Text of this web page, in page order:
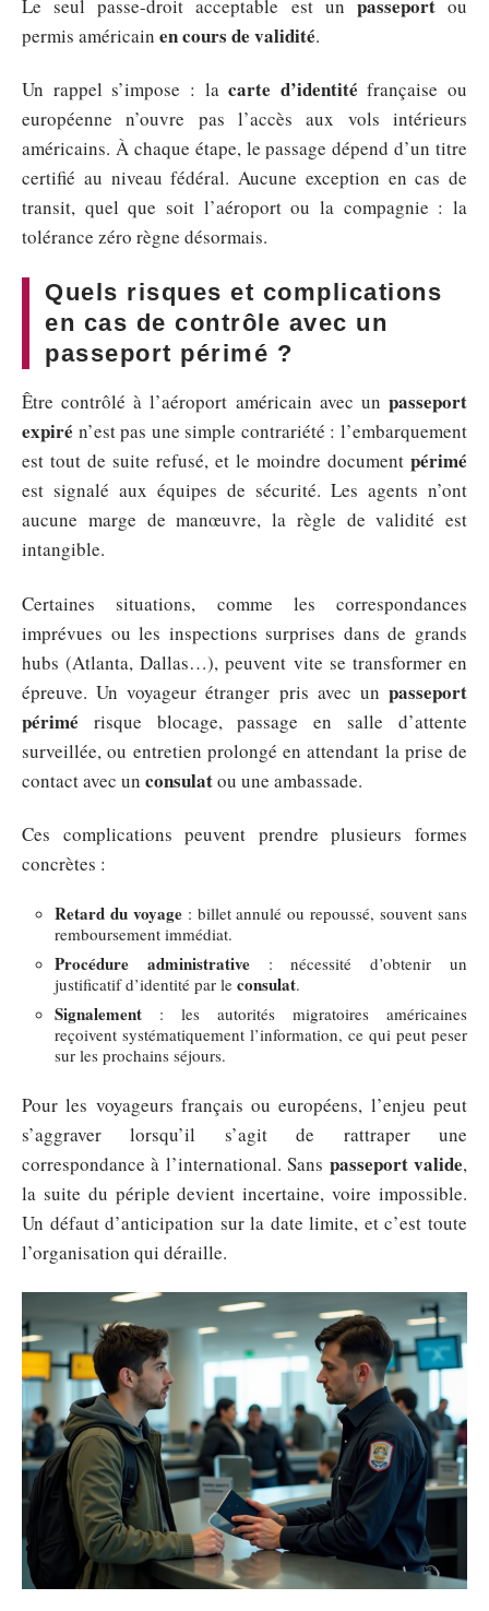
Le seul passe-droit acceptable est un passeportou
permis américain en cours de validité.
Un rappel s’impose : lacarte d’identité française ou
européenne n’ouvre pas l’accès aux vols intérieurs
américains. À chaque étape, le passage dépend d’un titre
certifié au niveau fédéral. Aucune exception en cas de
transit, quel que soit l’aéroport ou la compagnie : la
tolérance zéro règne désormais.
Quels risques et complications
en cas de contrôle avec un
passeport périmé ?
Être contrôlé à l’aéroport américain avec un passeport
expiré n’est pas une simple contrariété : l’embarquement
est tout de suite refusé, et le moindre document périmé
est signalé aux équipes de sécurité. Les agents n’ont
aucune marge de manœuvre, la règle de validité est
intangible.
Certaines situations, comme les correspondances
imprévues ou les inspections surprises dans de grands
hubs (Atlanta, Dallas…), peuvent vite se transformer en
épreuve. Un voyageur étranger pris avec un passeport
périmé risque blocage, passage en salle d’attente
surveillée, ou entretien prolongé en attendant la prise de
contact avec un consulatou une ambassade.
Ces complications peuvent prendre plusieurs formes
concrètes :
Retard du voyage: billet annulé ou repoussé, souvent sans
remboursement immédiat.
Procédure administrative: nécessité d’obtenir un
justificatif d’identité par le consulat.
Signalement : les autorités migratoires américaines
reçoivent systématiquement l’information, ce qui peut peser
sur les prochains séjours.
Pour les voyageurs français ou européens, l’enjeu peut
s’aggraver lorsqu’il s’agit de rattraper une
correspondance à l’international. Sans passeport valide,
la suite du périple devient incertaine, voire impossible.
Un défaut d’anticipation sur la date limite, et c’est toute
l’organisation qui déraille.